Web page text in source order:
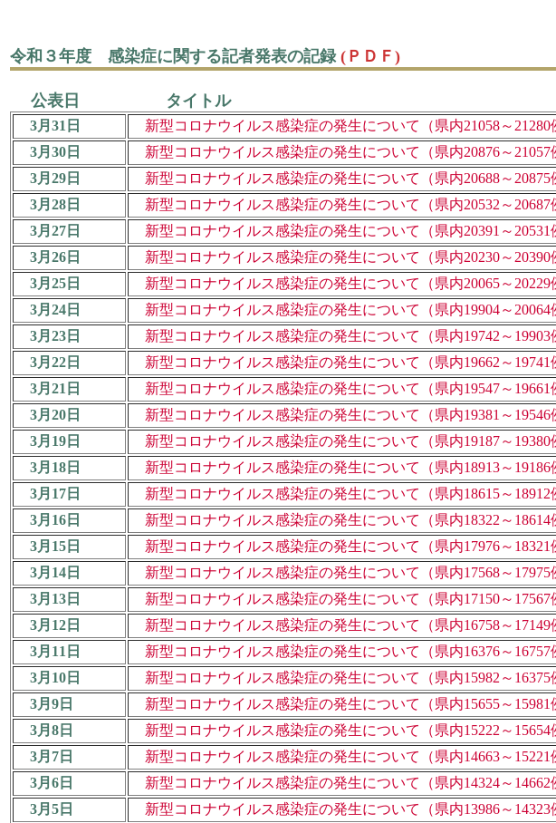
令和３年度 感染症に関する記者発表の記録 (ＰＤＦ)
公表日 タイトル
3月31日
新型コロナウイルス感染症の発生について（県内21058～21280
3月30日
新型コロナウイルス感染症の発生について（県内20876～21057
3月29日
新型コロナウイルス感染症の発生について（県内20688～20875
3月28日
新型コロナウイルス感染症の発生について（県内20532～20687
3月27日
新型コロナウイルス感染症の発生について（県内20391～20531
3月26日
新型コロナウイルス感染症の発生について（県内20230～20390
3月25日
新型コロナウイルス感染症の発生について（県内20065～20229
3月24日
新型コロナウイルス感染症の発生について（県内19904～20064
3月23日
新型コロナウイルス感染症の発生について（県内19742～19903
3月22日
新型コロナウイルス感染症の発生について（県内19662～19741
3月21日
新型コロナウイルス感染症の発生について（県内19547～19661
3月20日
新型コロナウイルス感染症の発生について（県内19381～19546
3月19日
新型コロナウイルス感染症の発生について（県内19187～19380
3月18日
新型コロナウイルス感染症の発生について（県内18913～19186
3月17日
新型コロナウイルス感染症の発生について（県内18615～18912
3月16日
新型コロナウイルス感染症の発生について（県内18322～18614
3月15日
新型コロナウイルス感染症の発生について（県内17976～18321
3月14日
新型コロナウイルス感染症の発生について（県内17568～17975
3月13日
新型コロナウイルス感染症の発生について（県内17150～17567
3月12日
新型コロナウイルス感染症の発生について（県内16758～17149
3月11日
新型コロナウイルス感染症の発生について（県内16376～16757
3月10日
新型コロナウイルス感染症の発生について（県内15982～16375
3月9日
新型コロナウイルス感染症の発生について（県内15655～15981
3月8日
新型コロナウイルス感染症の発生について（県内15222～15654
3月7日
新型コロナウイルス感染症の発生について（県内14663～15221
3月6日
新型コロナウイルス感染症の発生について（県内14324～14662
3月5日
新型コロナウイルス感染症の発生について（県内13986～14323